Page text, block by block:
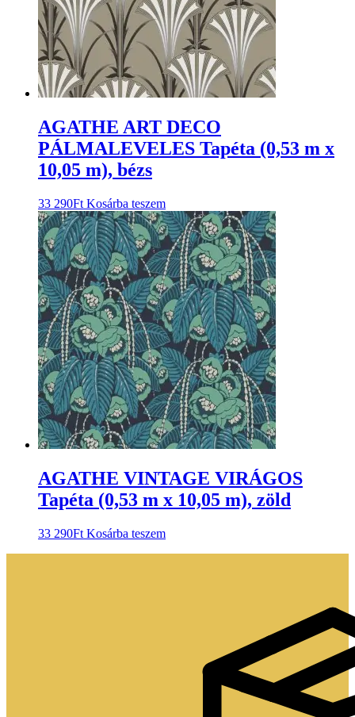
AGATHE ART DECO
PÁLMALEVELES Tapéta (0,53 m x
10,05 m), bézs
33 290Ft Kosárba teszem
AGATHE VINTAGE VIRÁGOS
Tapéta (0,53 m x 10,05 m), zöld
33 290Ft Kosárba teszem